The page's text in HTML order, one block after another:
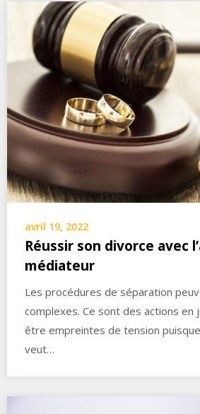
avril 19, 2022
Réussir son divorce avec
médiateur
Les procédures de séparation
complexes. Ce sont des actions en
être empreintes de tension
veut…